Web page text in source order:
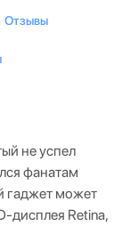
Отзывы
не успел
фанатам
гаджет может
дисплея Retina,